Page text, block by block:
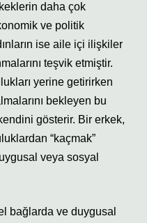
daha çok
ve politik
ise aile içi ilişkiler
teşvik etmiştir.
yerine getirirken
bekleyen bu
gösterir. Bir erkek,
“kaçmak”
veya sosyal
bağlarda ve duygusal